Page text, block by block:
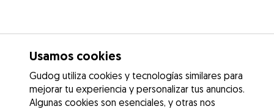
Usamos cookies
Gudog utiliza cookies y tecnologías similares para
mejorar tu experiencia y personalizar tus anuncios.
Algunas cookies son esenciales, y otras nos